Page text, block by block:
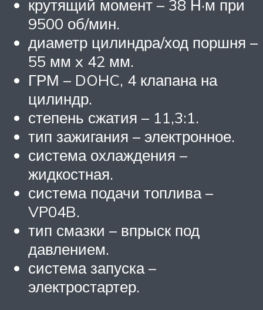
крутящий момент – 38 Н·м при
9500 об/мин.
диаметр цилиндра/ход поршня –
55 мм x 42 мм.
ГРМ – DOHC, 4 клапана на
цилиндр.
степень сжатия – 11,3:1.
тип зажигания – электронное.
система охлаждения –
жидкостная.
система подачи топлива –
VP04B.
тип смазки – впрыск под
давлением.
система запуска –
электростартер.